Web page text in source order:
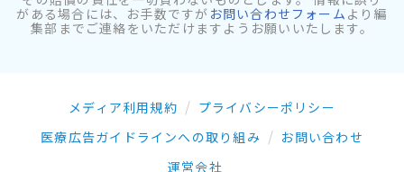
がある場合には、お手数ですが お問い合わせフォーム より編
集部までご連絡をいただけますようお願いいたします。
メディア利用規約
プライバシーポリシー
医療広告ガイドラインへの取り組み
お問い合わせ
運営会社